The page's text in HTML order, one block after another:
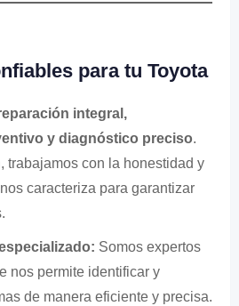
para tu Toyota
integral,
y diagnóstico preciso.
trabajamos con la honestidad y
caracteriza para garantizar
Somos expertos
nos permite identificar y
de manera eficiente y precisa.